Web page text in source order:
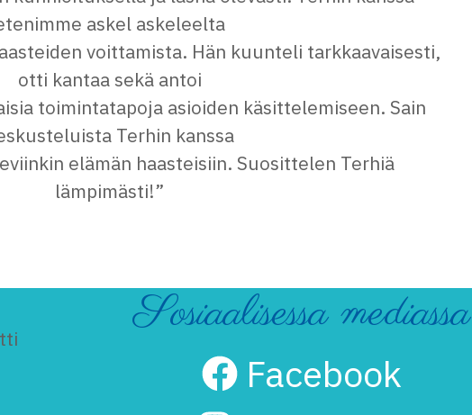
askel askeleelta
voittamista. Hän kuunteli tarkkaavaisesti,
otti kantaa sekä antoi
toimintatapoja asioiden käsittelemiseen. Sain
Terhin kanssa
elämän haasteisiin. Suosittelen Terhiä
lämpimästi!”
Sosiaalisessa mediassa
Facebook